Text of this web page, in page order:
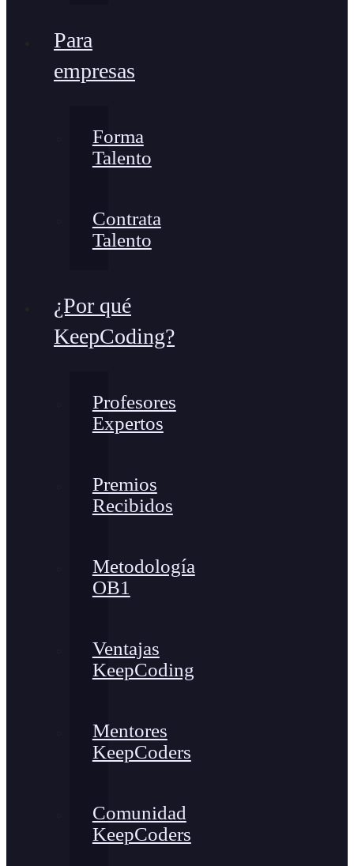
Para
empresas
Forma
Talento
Contrata
Talento
¿Por qué
KeepCoding?
Profesores
Expertos
Premios
Recibidos
Metodología
OB1
Ventajas
KeepCoding
Mentores
KeepCoders
Comunidad
KeepCoders